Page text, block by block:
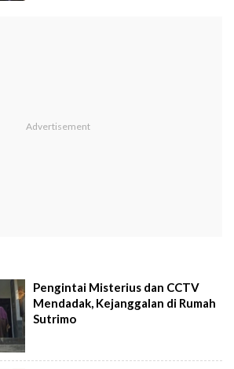
Pengintai Misterius dan CCTV
Mendadak, Kejanggalan di Rumah
Sutrimo